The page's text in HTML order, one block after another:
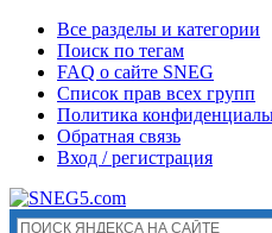
Все разделы и категории
Поиск по тегам
FAQ о сайте SNEG
Список прав всех групп
Политика
Обратная связь
Вход / регистрация